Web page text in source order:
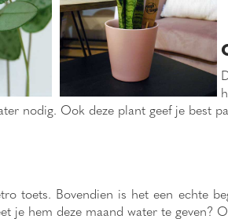
nodig. Ook deze plant geef je best
toets. Bovendien is het een echte
je hem deze maand water te